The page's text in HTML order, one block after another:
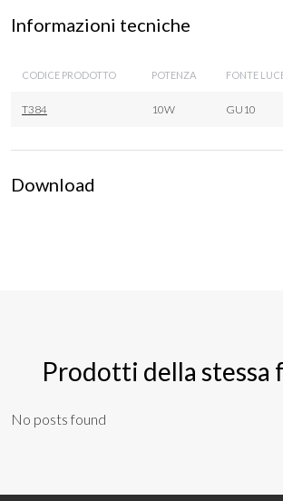
Informazioni tecniche
CODICE PRODOTTO POTENZA FONTE
T384 10W GU10
Download
Prodotti della stessa
No posts found